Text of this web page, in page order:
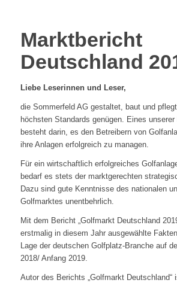
Marktbericht
Deutschland
Liebe Leserinnen und Leser,
die Sommerfeld AG gestaltet, baut und
höchsten Standards genügen. Eines
besteht darin, es den Betreibern von
ihre Anlagen erfolgreich zu managen.
Für ein wirtschaftlich erfolgreiches
bedarf es stets der marktgerechten
Dazu sind gute Kenntnisse des nationalen
Golfmarktes unentbehrlich.
Mit dem Bericht „Golfmarkt Deutschland
erstmalig in diesem Jahr ausgewählte
Lage der deutschen Golfplatz-Branche auf
2018/ Anfang 2019.
Autor des Berichts „Golfmarkt Deutschland“